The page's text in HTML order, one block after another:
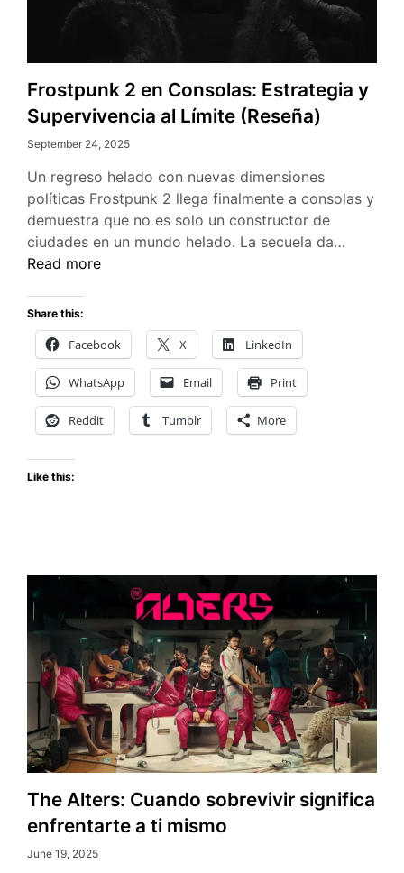
Frostpunk 2 en Consolas: Estrategia y
Supervivencia al Límite (Reseña)
September 24, 2025
Un regreso helado con nuevas dimensiones
políticas Frostpunk 2 llega finalmente a consolas y
demuestra que no es solo un constructor de
ciudades en un mundo helado. La secuela da…
Read more
Share this:
Facebook X LinkedIn
WhatsApp Email Print
Reddit Tumblr More
Like this:
The Alters: Cuando sobrevivir significa
enfrentarte a ti mismo
June 19, 2025